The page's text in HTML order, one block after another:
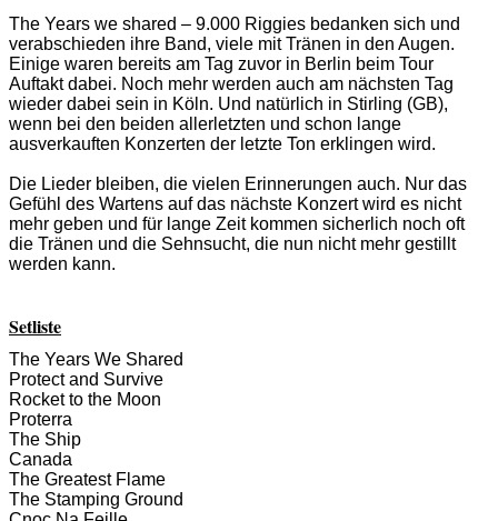
The Years we shared – 9.000 Riggies bedanken sich und
verabschieden ihre Band, viele mit Tränen in den Augen.
Einige waren bereits am Tag zuvor in Berlin beim Tour
Auftakt dabei. Noch mehr werden auch am nächsten Tag
wieder dabei sein in Köln. Und natürlich in Stirling (GB),
wenn bei den beiden allerletzten und schon lange
ausverkauften Konzerten der letzte Ton erklingen wird.
Die Lieder bleiben, die vielen Erinnerungen auch. Nur das
Gefühl des Wartens auf das nächste Konzert wird es nicht
mehr geben und für lange Zeit kommen sicherlich noch oft
die Tränen und die Sehnsucht, die nun nicht mehr gestillt
werden kann.
Setliste
The Years We Shared
Protect and Survive
Rocket to the Moon
Proterra
The Ship
Canada
The Greatest Flame
The Stamping Ground